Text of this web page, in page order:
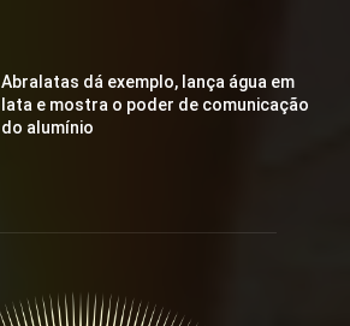
Abralatas dá exemplo, lança água em
lata e mostra o poder de comunicação
do alumínio